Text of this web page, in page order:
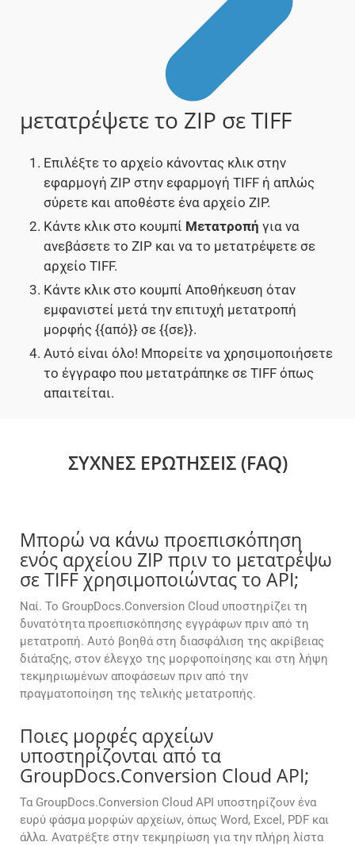
μετατρέψετε το ZIP σε TIFF
Επιλέξτε το αρχείο κάνοντας κλικ στην
εφαρμογή ZIP στην εφαρμογή TIFF ή απλώς
σύρετε και αποθέστε ένα αρχείο ZIP.
Κάντε κλικ στο κουμπί Μετατροπή για να
ανεβάσετε το ZIP και να το μετατρέψετε σε
αρχείο TIFF.
Κάντε κλικ στο κουμπί Αποθήκευση όταν
εμφανιστεί μετά την επιτυχή μετατροπή
μορφής {{από}} σε {{σε}}.
Αυτό είναι όλο! Μπορείτε να χρησιμοποιήσετε
το έγγραφο που μετατράπηκε σε TIFF όπως
απαιτείται.
ΣΥΧΝΈΣ ΕΡΩΤΉΣΕΙΣ (FAQ)
Μπορώ να κάνω προεπισκόπηση
ενός αρχείου ZIP πριν το μετατρέψω
σε TIFF χρησιμοποιώντας το API;
Ναί. Το GroupDocs.Conversion Cloud υποστηρίζει τη
δυνατότητα προεπισκόπησης εγγράφων πριν από τη
μετατροπή. Αυτό βοηθά στη διασφάλιση της ακρίβειας
διάταξης, στον έλεγχο της μορφοποίησης και στη λήψη
τεκμηριωμένων αποφάσεων πριν από την
πραγματοποίηση της τελικής μετατροπής.
Ποιες μορφές αρχείων
υποστηρίζονται από τα
GroupDocs.Conversion Cloud API;
Τα GroupDocs.Conversion Cloud API υποστηρίζουν ένα
ευρύ φάσμα μορφών αρχείων, όπως Word, Excel, PDF και
άλλα. Ανατρέξτε στην τεκμηρίωση για την πλήρη λίστα